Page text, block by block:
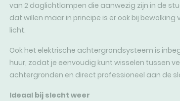
van 2 daglichtlampen die aanwezig zijn in de
dat willen maar in principe is er ook bij bewolking
licht.
Ook het elektrische achtergrondsysteem is
huur, zodat je eenvoudig kunt wisselen tussen
achtergronden en direct professioneel aan de
Ideaal bij slecht weer